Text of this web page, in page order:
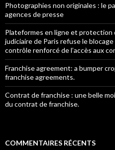
Photographies non originales : le
agences de presse
Plateformes en ligne et protection
judiciaire de Paris refuse le
contrôle renforcé de l’accès aux
Franchise agreement: a bumper
franchise agreements.
Contrat de franchise : une belle
du contrat de franchise.
COMMENTAIRES RÉCENTS